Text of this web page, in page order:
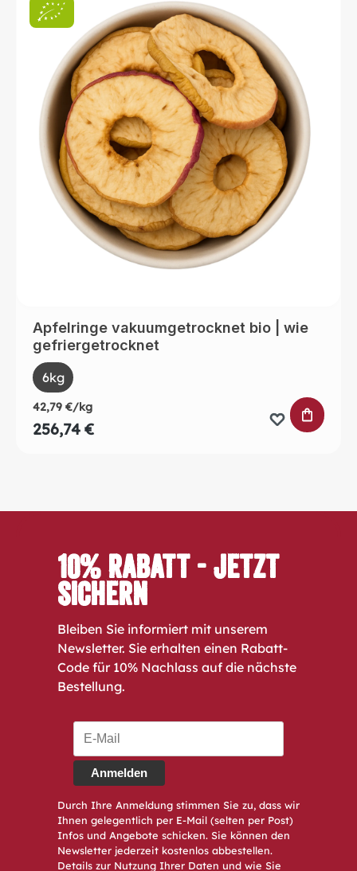
Apfelringe vakuumgetrocknet bio | wie
gefriergetrocknet
Sizeauswählen
6kg
42,79 €/kg
256,74 €
IN DEN
10% Rabatt - Jetzt
sichern
Bleiben Sie informiert mit unserem
Newsletter. Sie erhalten einen Rabatt-
Code für 10% Nachlass auf die nächste
Bestellung.
Anmelden
Durch Ihre Anmeldung stimmen Sie zu, dass wir
Ihnen gelegentlich per E-Mail (selten per Post)
Infos und Angebote schicken. Sie können den
Newsletter jederzeit kostenlos abbestellen.
Details zur Nutzung Ihrer Daten und wie Sie